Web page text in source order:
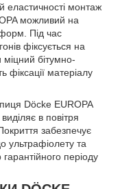
еластичності монтаж
можливий на
Під час
фіксується на
бітумно-
фіксації матеріалу
Döcke EUROPA
в повітря
забезпечує
ультрафіолету та
періоду